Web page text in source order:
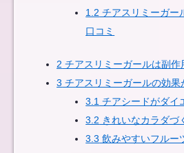
1.2 チアスリミーガー
口コミ
2 チアスリミーガールは副作
3 チアスリミーガールの効果
3.1 チアシードがダイ
3.2 きれいなカラダづ
3.3 飲みやすいフルー